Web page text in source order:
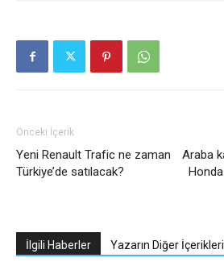
Önceki İçerik
Yeni Renault Trafic ne zaman
Türkiye’de satılacak?
Araba
İlgili Haberler Yazarın Diğer İçerikleri